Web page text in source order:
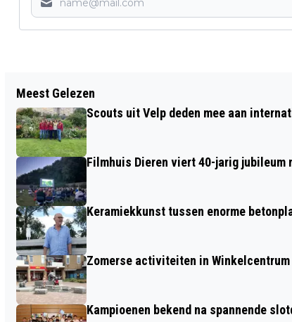
IJSSELDAG FESTIVAL GOED BEZOCHT
ONDANKS HET WARME WEER
Meest Gelezen
Scouts uit Velp deden mee aan
Filmhuis Dieren viert 40-jarig jubileum
Keramiekkunst tussen enorme
Zomerse activiteiten in Winkelcentrum
Kampioenen bekend na spannende